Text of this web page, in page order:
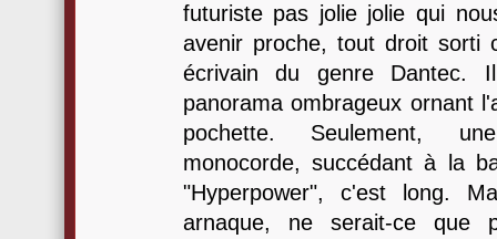
futuriste pas jolie jolie qui
avenir proche, tout droit sorti
écrivain du genre Dantec.
panorama ombrageux ornant
pochette. Seulement,
monocorde, succédant à la
"Hyperpower", c'est long.
arnaque, ne serait-ce que